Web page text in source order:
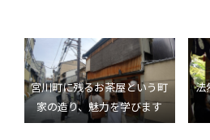
宮川町に残るお茶屋という町
家の造り、魅力を学びます
法